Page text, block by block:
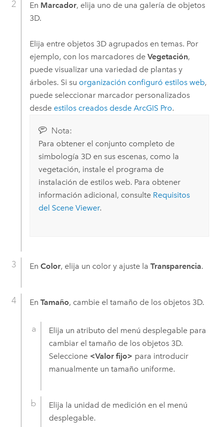
En Marcador, elija uno de una galería de objetos
3D.
Elija entre objetos 3D agrupados en temas. Por
ejemplo, con los marcadores de Vegetación,
puede visualizar una variedad de plantas y
árboles. Si su organización configuró estilos web,
puede seleccionar marcador personalizados
desde estilos creados desde ArcGIS Pro.
Nota:
Para obtener el conjunto completo de
simbología 3D en sus escenas, como la
vegetación, instale el programa de
instalación de estilos web. Para obtener
información adicional, consulte Requisitos
del Scene Viewer.
En Color, elija un color y ajuste la Transparencia.
En Tamaño, cambie el tamaño de los objetos 3D.
Elija un atributo del menú desplegable para
cambiar el tamaño de los objetos 3D.
Seleccione <Valor fijo> para introducir
manualmente un tamaño uniforme.
Elija la unidad de medición en el menú
desplegable.